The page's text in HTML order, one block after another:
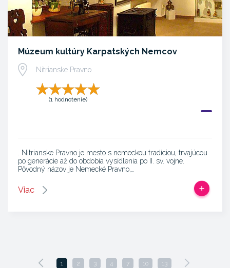
Múzeum kultúry Karpatských Nemcov
Nitrianske Pravno
(1 hodnotenie)
. Nitrianske Pravno je mesto s nemeckou tradíciou, trvajúcou
po generácie až do obdobia vysídlenia po II. sv. vojne.
Pôvodný názov je Nemecké Pravno,…
Viac
1 2 3 4 7 10 13